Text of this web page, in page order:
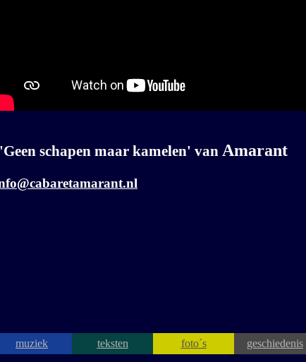
'Geen schapen maar kamelen' van Amarant
muziek teksten foto´s geschiedenis